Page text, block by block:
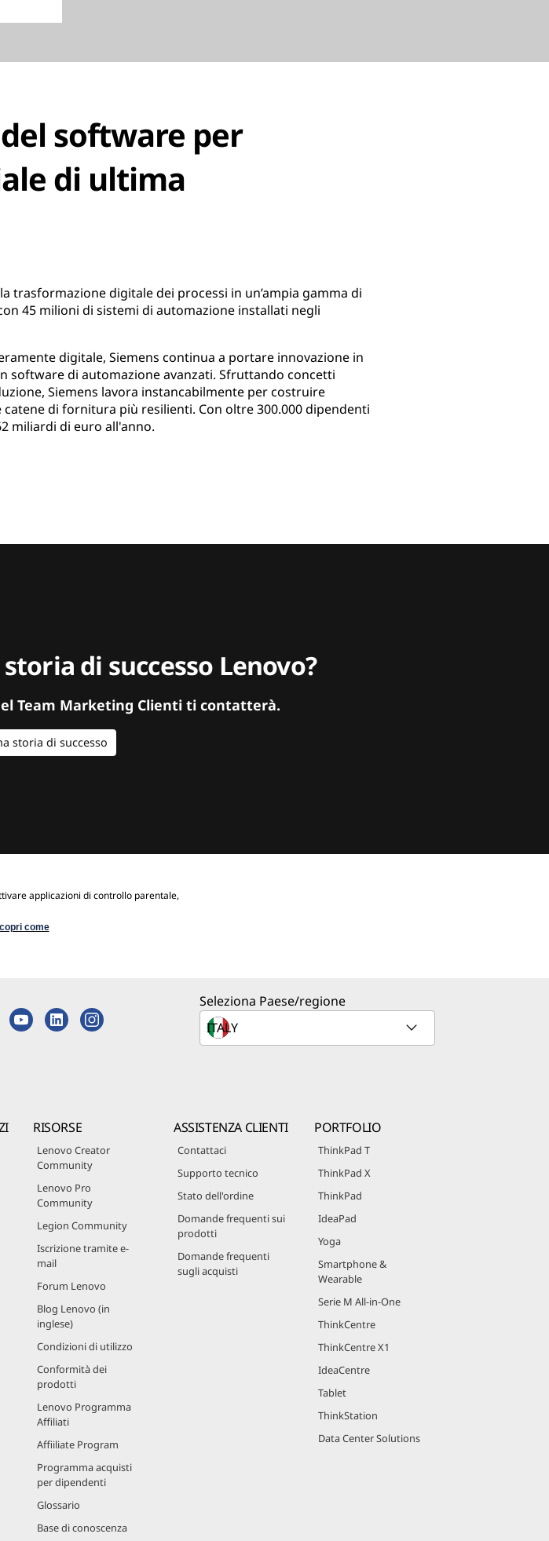
software per
di ultima
trasformazione digitale dei processi in un’ampia gamma di
45 milioni di sistemi di automazione installati negli
digitale, Siemens continua a portare innovazione in
software di automazione avanzati. Sfruttando concetti
Siemens lavora instancabilmente per costruire
di fornitura più resilienti. Con oltre 300.000 dipendenti
miliardi di euro all'anno.
di successo Lenovo?
Team Marketing Clienti ti contatterà.
storia di successo
applicazioni di controllo parentale,
come
Seleziona Paese/regione
RISORSE
Lenovo Creator
Community
Lenovo Pro
Community
Legion Community
Iscrizione tramite e-
mail
Forum Lenovo
Blog Lenovo (in
inglese)
Condizioni di utilizzo
Conformità dei
prodotti
Lenovo Programma
Affiliati
Affiiliate Program
Programma acquisti
per dipendenti
Glossario
Base di conoscenza
ASSISTENZA CLIENTI
Contattaci
Supporto tecnico
Stato dell'ordine
Domande frequenti sui
prodotti
Domande frequenti
sugli acquisti
PORTFOLIO
ThinkPad T
ThinkPad X
ThinkPad
IdeaPad
Yoga
Smartphone &
Wearable
Serie M All-in-One
ThinkCentre
ThinkCentre X1
IdeaCentre
Tablet
ThinkStation
Data Center Solutions